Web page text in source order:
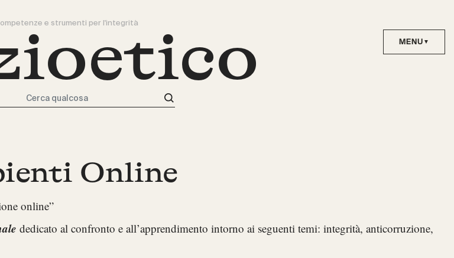
e strumenti per l'integrità
Online
online”
dedicato al confronto e all’apprendimento intorno ai seguenti temi: integrità, anticorruzione,